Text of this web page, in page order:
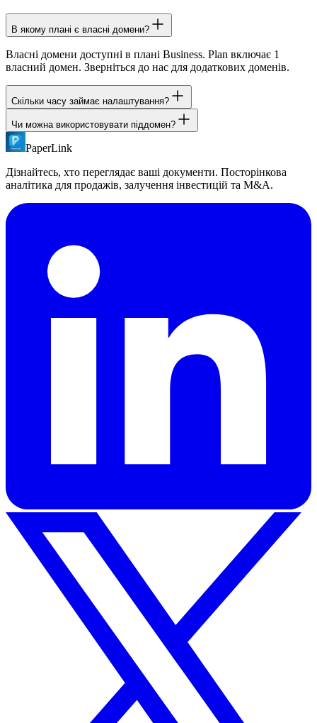
В якому плані є власні домени?
Власні домени доступні в плані Business. Plan включає 1
власний домен. Зверніться до нас для додаткових доменів.
Скільки часу займає налаштування?
Додайте CNAME-запис у вашого DNS-провайдера та
налаштуйте домен у параметрах PaperLink. Поширення DNS
зазвичай займає від кількох хвилин до кількох годин. SSL
Чи можна використовувати піддомен?
Так. Рекомендуємо піддомен на кшталт docs.company.com або
PaperLink
Дізнайтесь, хто переглядає ваші документи. Посторінкова
аналітика для продажів, залучення інвестицій та M&A.